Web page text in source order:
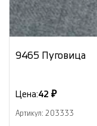
9465 Пуговица
Цена:42 ₽
Артикул: 203333